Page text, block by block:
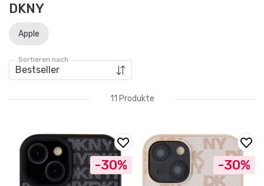
DKNY
Apple
Sortieren nach
11 Produkte
-30% -30%